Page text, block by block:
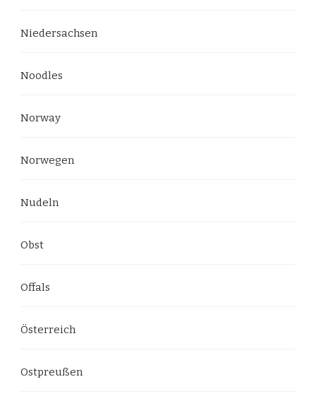
Niedersachsen
Noodles
Norway
Norwegen
Nudeln
Obst
Offals
Österreich
Ostpreußen